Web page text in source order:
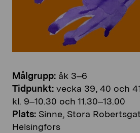
Målgrupp: åk 3–6
Tidpunkt: vecka 39, 40 och
kl. 9–10.30 och 11.30–13.00
Plats: Sinne, Stora
Helsingfors